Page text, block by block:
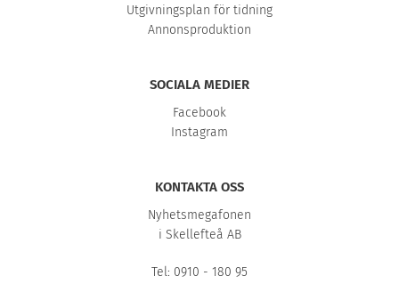
Utgivningsplan för tidning
Annonsproduktion
SOCIALA MEDIER
Facebook
Instagram
KONTAKTA OSS
Nyhetsmegafonen
i Skellefteå AB
Tel: 0910 - 180 95